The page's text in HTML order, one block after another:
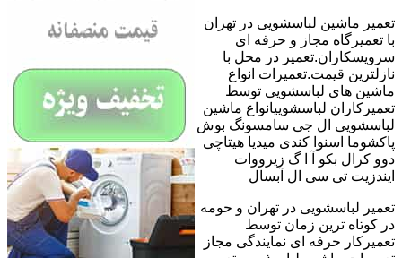
تعمیر ماشین لباسشویی در تهران
با تعمیرگاه مجاز و حرفه ای
سرویسکاران.تعمیر در محل با
نازلترین قیمت.تعمیرات انواع
ماشین های لباسشویی توسط
تعمیرکاران لباسشوییانواع ماشین
لباسشویی ال جی سامسونگ بوش
پاکشوما اسنوا کندی میدیا هیتاچی
دوو کرال بکو آ ا گ زیرووات
ایندزیت تی سی ال آبسال
تعمیر لباسشویی در تهران و حومه
در کوتاه ترین زمان توسط
تعمیرکار حرفه ای نمایندگی مجاز